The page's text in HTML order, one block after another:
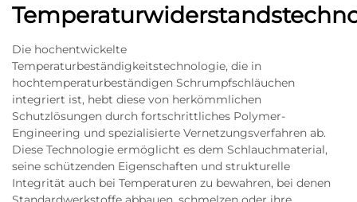
Die hochentwickelte
Temperaturbeständigkeitstechnologie, die in
hochtemperaturbeständigen Schrumpfschläuchen
integriert ist, hebt diese von herkömmlichen
Schutzlösungen durch fortschrittliches Polymer-
Engineering und spezialisierte Vernetzungsverfahren ab.
Diese Technologie ermöglicht es dem Schlauchmaterial,
seine schützenden Eigenschaften und strukturelle
Integrität auch bei Temperaturen zu bewahren, bei denen